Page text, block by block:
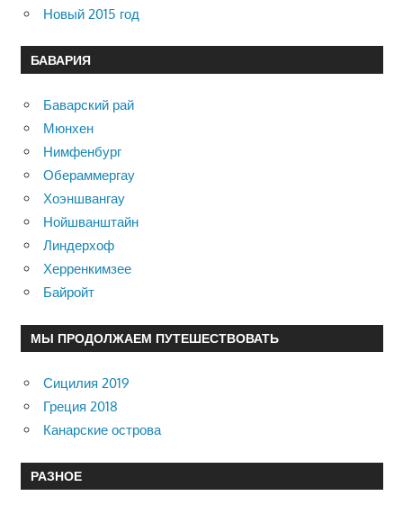
Новый 2015 год
БАВАРИЯ
Баварский рай
Мюнхен
Нимфенбург
Обераммергау
Хоэншвангау
Нойшванштайн
Линдерхоф
Херренкимзее
Байройт
МЫ ПРОДОЛЖАЕМ ПУТЕШЕСТВОВАТЬ
Сицилия 2019
Греция 2018
Канарские острова
РАЗНОЕ